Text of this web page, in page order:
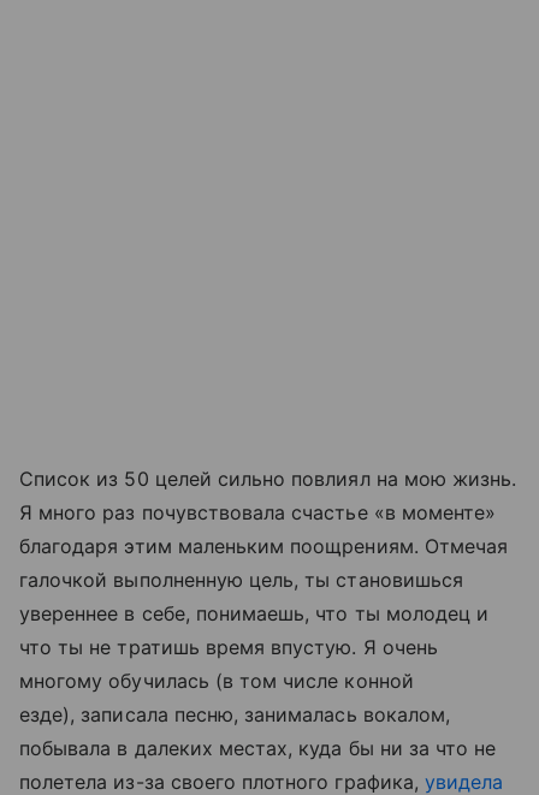
Список из 50 целей сильно повлиял на мою жизнь.
Я много раз почувствовала счастье «в моменте»
благодаря этим маленьким поощрениям. Отмечая
галочкой выполненную цель, ты становишься
увереннее в себе, понимаешь, что ты молодец и
что ты не тратишь время впустую. Я очень
многому обучилась (в том числе конной
езде), записала песню, занималась вокалом,
побывала в далеких местах, куда бы ни за что не
полетела из-за своего плотного графика, увидела